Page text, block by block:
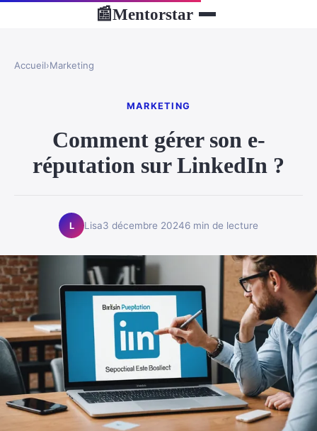
📰Mentorstar
Accueil›Marketing
MARKETING
Comment gérer son e-
réputation sur LinkedIn ?
L Lisa3 décembre 20246 min de lecture